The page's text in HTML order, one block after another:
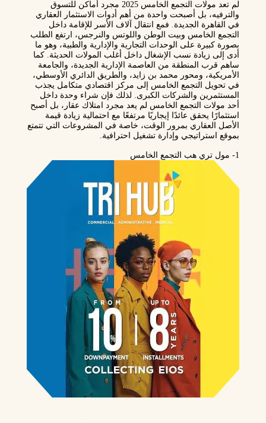
لم تعد مولات التجمع الخامس 2025 مجرد أماكن للتسوق
والترفيه، بل أصبحت واحدة من أهم أدوات الاستثمار العقاري
في القاهرة الجديدة. فمع انتقال آلاف الأسر للإقامة داخل
التجمع الخامس وبيت الوطن واللوتس والنرجس، ارتفع الطلب
بصورة كبيرة على الوحدات التجارية والإدارية والطبية، وهو ما
أدى إلى زيادة نسب الإشغال داخل أغلب المولات الحديثة. كما
ساهم قرب المنطقة من العاصمة الإدارية الجديدة، والجامعة
الأمريكية، ومحور محمد بن زايد، والطريق الدائري الأوسطي،
في تحويل التجمع الخامس إلى مركز اقتصادي متكامل يجذب
المستثمرين والشركات الكبرى. لذلك فإن شراء وحدة داخل
أحد مولات التجمع الخامس لم يعد مجرد امتلاك عقار، بل أصبح
استثمارًا يحقق عائدًا إيجاريًا مرتفعًا مع احتمالية زيادة قيمة
الأصل العقاري بمرور الوقت، خاصة في المشروعات التي تتمتع
بموقع استراتيجي وإدارة تشغيل احترافية.
1- مول تري هب التجمع الخامس